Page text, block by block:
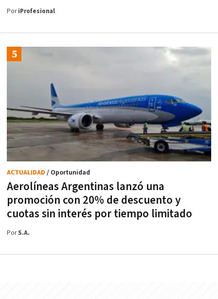
PoriProfesional
Aerolíneas Argentinas lanzó una
promoción con 20% de descuento y
cuotas sin interés por tiempo limitado
ACTUALIDAD / Oportunidad
PorS.A.